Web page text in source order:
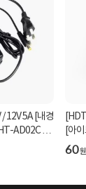
12V 5A [내경
AD02C 전
[아
60원